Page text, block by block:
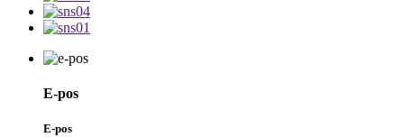
E-pos
E-pos